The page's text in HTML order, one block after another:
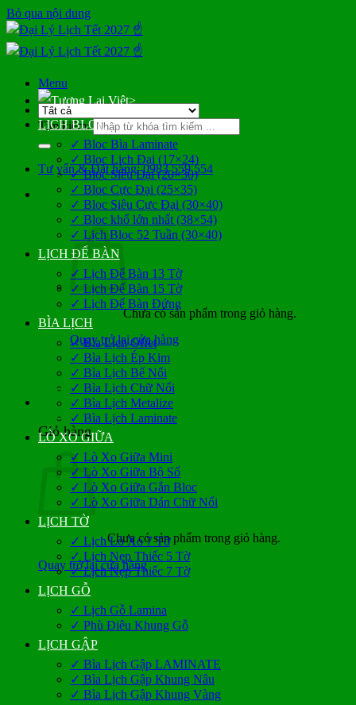
Bỏ qua nội dung
Menu
Tìm kiếm:
Tư vấn & Đặt hàng: 0983 559 554
0
Chưa có sản phẩm trong giỏ hàng.
Quay trở lại cửa hàng
0
Giỏ hàng
Chưa có sản phẩm trong giỏ hàng.
Quay trở lại cửa hàng
>
LỊCH BLOC
✓ Bloc Bìa Laminate
✓ Bloc Lịch Đại (17×24)
✓ Bloc Siêu Đại (20×30)
✓ Bloc Cực Đại (25×35)
✓ Bloc Siêu Cực Đại (30×40)
✓ Bloc khổ lớn nhất (38×54)
✓ Lịch Bloc 52 Tuần (30×40)
LỊCH ĐỂ BÀN
✓ Lịch Để Bàn 13 Tờ
✓ Lịch Để Bàn 15 Tờ
✓ Lịch Để Bàn Đứng
BÌA LỊCH
✓ Bìa Lịch Offet
✓ Bìa Lịch Ép Kim
✓ Bìa Lịch Bế Nổi
✓ Bìa Lịch Chữ Nổi
✓ Bìa Lịch Metalize
✓ Bìa Lịch Laminate
LÒ XO GIỮA
✓ Lò Xo Giữa Mini
✓ Lò Xo Giữa Bộ Số
✓ Lò Xo Giữa Gắn Bloc
✓ Lò Xo Giữa Dán Chữ Nổi
LỊCH TỜ
✓ Lịch Lò Xo 7 Tờ
✓ Lịch Nẹp Thiếc 5 Tờ
✓ Lịch Nẹp Thiếc 7 Tờ
LỊCH GỖ
✓ Lịch Gỗ Lamina
✓ Phù Điêu Khung Gỗ
LỊCH GẬP
✓ Bìa Lịch Gập LAMINATE
✓ Bìa Lịch Gập Khung Nâu
✓ Bìa Lịch Gập Khung Vàng